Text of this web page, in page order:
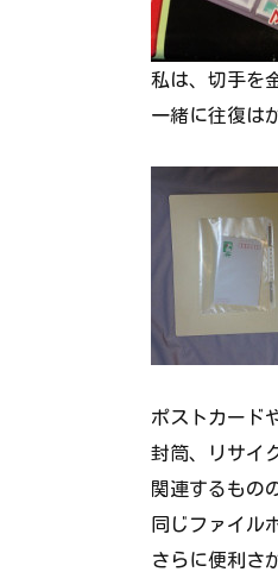
私は、切手を
一緒に往復は
ポストカード
封筒、リサイ
関連するもの
同じファイル
さらに便利さ